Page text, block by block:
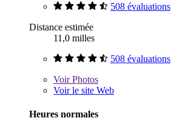
508 évaluations
Distance estimée
11,0 milles
508 évaluations
VoirPhotos
Voir le site Web
Heures normales